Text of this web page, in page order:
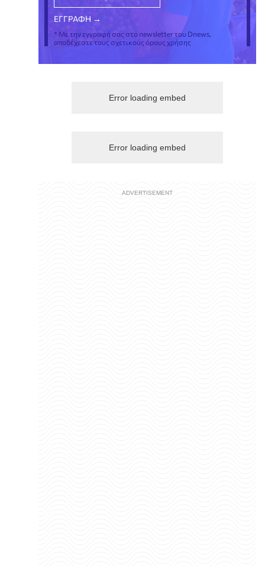
* Με την εγγραφή σας στο newsletter του Dnews,
αποδέχεστε τους σχετικούς όρους χρήσης
Error loading embed
Error loading embed